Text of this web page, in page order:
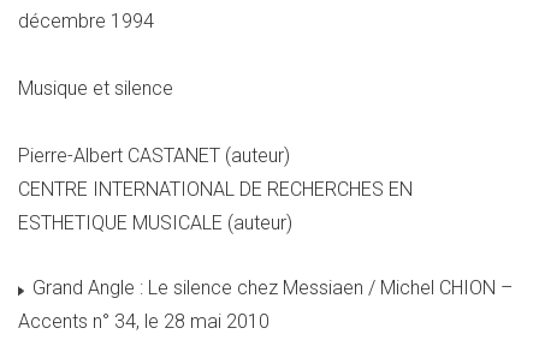
décembre 1994
Musique et silence
Pierre-Albert CASTANET (auteur)
CENTRE INTERNATIONAL DE RECHERCHES EN
ESTHETIQUE MUSICALE (auteur)
Grand Angle : Le silence chez Messiaen / Michel CHION –
Accents n° 34, le 28 mai 2010